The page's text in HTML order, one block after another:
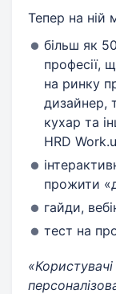
Тепер на ній
більш як
професії,
на ринку
дизайнер,
кухар та
HRD
прожити
гайди,
тест на